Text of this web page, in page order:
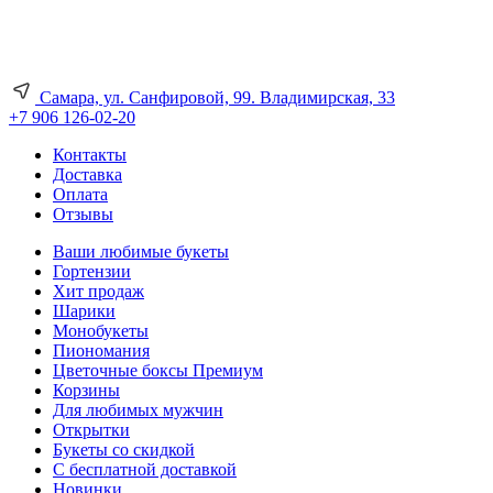
Самара, ул. Санфировой, 99. Владимирская, 33
+7 906 126-02-20
Контакты
Доставка
Оплата
Отзывы
Ваши любимые букеты
Гортензии
Хит продаж
Шарики
Монобукеты
Пиономания
Цветочные боксы Премиум
Корзины
Для любимых мужчин
Открытки
Букеты со скидкой
С бесплатной доставкой
Новинки